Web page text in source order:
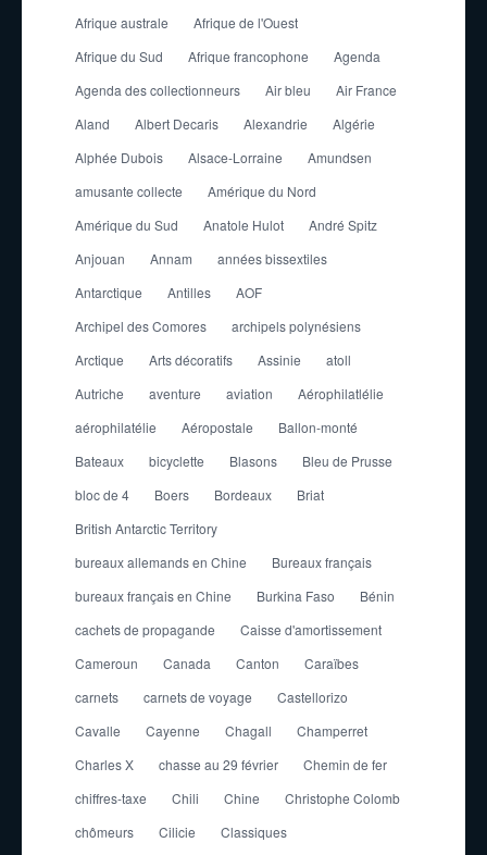
Afrique australe
Afrique de l'Ouest
Afrique du Sud
Afrique francophone
Agenda
Agenda des collectionneurs
Air bleu
Air France
Aland
Albert Decaris Alexandrie
Algérie
Alphée Dubois
Alsace-Lorraine
Amundsen
amusante collecte
Amérique du Nord
Amérique du Sud
Anatole Hulot
André Spitz
Anjouan
Annam
années bissextiles
Antarctique
Antilles
AOF
Archipel des Comores
archipels polynésiens
Arctique
Arts décoratifs Assinie
atoll
Autriche
aventure aviation
Aérophilatlélie
aérophilatélie
Aéropostale
Ballon-monté
Bateaux
bicyclette Blasons
Bleu de Prusse
bloc de 4
Boers Bordeaux
Briat
British Antarctic Territory
bureaux allemands en Chine
Bureaux français
bureaux français en Chine
Burkina Faso
Bénin
cachets de propagande
Caisse d'amortissement
Cameroun
Canada Canton
Caraïbes
carnets
carnets de voyage
Castellorizo
Cavalle
Cayenne Chagall
Champerret
Charles X
chasse au 29 février
Chemin de fer
chiffres-taxe
Chili Chine
Christophe Colomb
chômeurs
Cilicie
Classiques